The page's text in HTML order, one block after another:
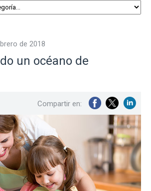
de 2018
un océano de
Compartir en: